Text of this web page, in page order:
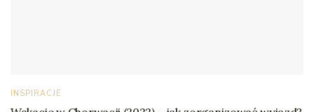
INSPIRACJE